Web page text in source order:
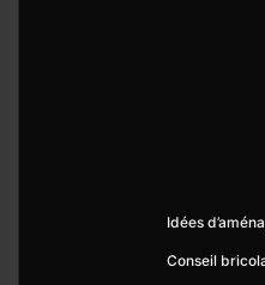
Idées
Conseil